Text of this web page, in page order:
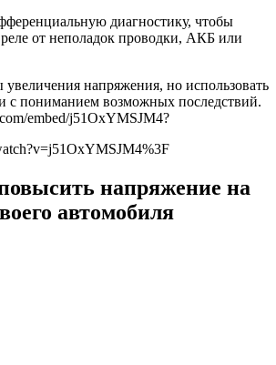
диагностику, чтобы
от неполадок проводки, АКБ или
напряжения, но использовать
с пониманием возможных последствий.
embed/j51OxYMSJM4?
напряжение на
автомобиля